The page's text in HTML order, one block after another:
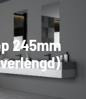
245mm